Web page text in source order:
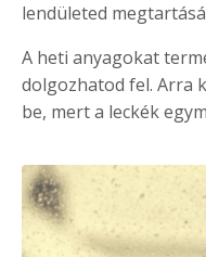
lendületed
A heti anyagokat
dolgozhatod fel. Arra
be, mert a leckék